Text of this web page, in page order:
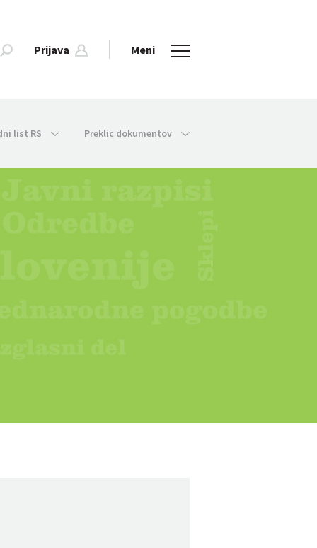
Prijava Meni
list RS Preklic dokumentov